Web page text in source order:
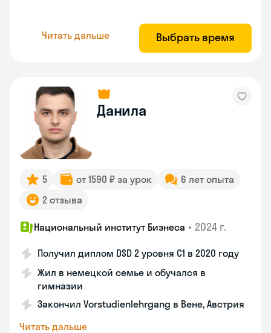
Читать дальше Выбрать время
Данила
5 от 1590 ₽ за урок
6 лет опыта
2 отзыва
Национальный институт Бизнеса • 2024 г.
Получил диплом DSD 2 уровня С1 в 2020 году
Жил в немецкой семье и обучался в
гимназии
Закончил Vorstudienlehrgang в Вене, Австрия
Читать дальше